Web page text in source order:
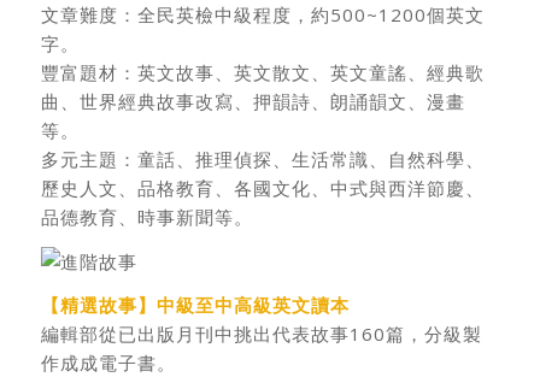
文章難度：全民英檢中級程度，約500~1200個英文
字。
豐富題材：英文故事、英文散文、英文童謠、經典歌
曲、世界經典故事改寫、押韻詩、朗誦韻文、漫畫
等。
多元主題：童話、推理偵探、生活常識、自然科學、
歷史人文、品格教育、各國文化、中式與西洋節慶、
品德教育、時事新聞等。
【精選故事】中級至中高級英文讀本
編輯部從已出版月刊中挑出代表故事160篇，分級製
作成成電子書。